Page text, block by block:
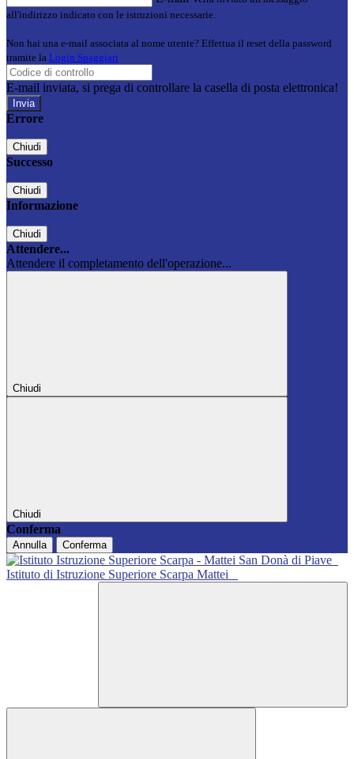
all'indirizzo indicato con le istruzioni necessarie.
Non hai una e-mail associata al nome utente? Effettua il reset della password
tramite la Login Spaggiari
E-mail inviata, si prega di controllare la casella di posta elettronica!
Errore
Chiudi
Successo
Chiudi
Informazione
Chiudi
Attendere...
Attendere il completamento dell'operazione...
Chiudi
Chiudi
Conferma
Annulla Conferma
Istituto di Istruzione Superiore Scarpa Mattei